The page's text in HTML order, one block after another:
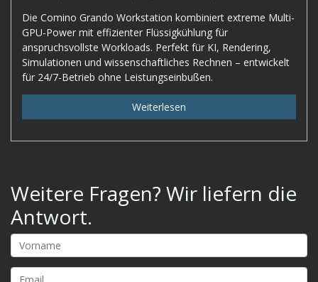
Die Comino Grando Workstation kombiniert extreme Multi-
GPU-Power mit effizienter Flüssigkühlung für
anspruchsvollste Workloads. Perfekt für KI, Rendering,
Simulationen und wissenschaftliches Rechnen – entwickelt
für 24/7-Betrieb ohne Leistungseinbußen.
Weiterlesen
Weitere Fragen? Wir liefern die
Antwort.